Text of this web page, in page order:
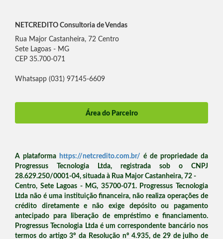
NETCREDITO Consultoria de Vendas
Rua Major Castanheira, 72 Centro
Sete Lagoas - MG
CEP 35.700-071
Whatsapp (031) 97145-6609
Área do Parceiro
A plataforma https://netcredito.com.br/ é de propriedade da
Progressus Tecnologia Ltda, registrada sob o CNPJ
28.629.250/0001-04, situada à Rua Major Castanheira, 72 -
Centro, Sete Lagoas - MG, 35700-071. Progressus Tecnologia
Ltda não é uma instituição financeira, não realiza operações de
crédito diretamente e não exige depósito ou pagamento
antecipado para liberação de empréstimo e financiamento.
Progressus Tecnologia Ltda é um correspondente bancário nos
termos do artigo 3º da Resolução nº 4.935, de 29 de julho de